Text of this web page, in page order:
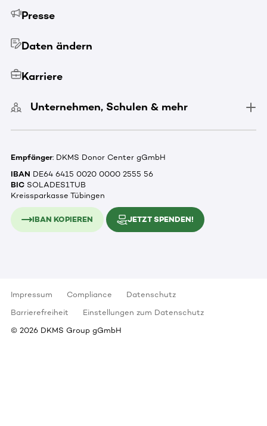
Presse
Daten ändern
Karriere
Unternehmen, Schulen & mehr
Empfänger: DKMS Donor Center gGmbH
IBAN DE64 6415 0020 0000 2555 56
BIC SOLADES1TUB
Kreissparkasse Tübingen
IBAN KOPIEREN JETZT SPENDEN!
Impressum Compliance
Datenschutz
Barrierefreiheit
Einstellungen zum Datenschutz
© 2026 DKMS Group gGmbH